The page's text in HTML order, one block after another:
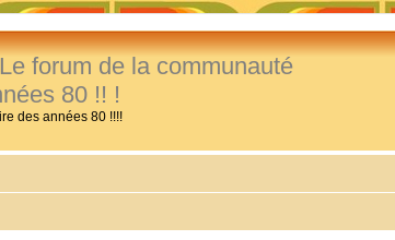
forum de la communauté
80 !! !
des années 80 !!!!